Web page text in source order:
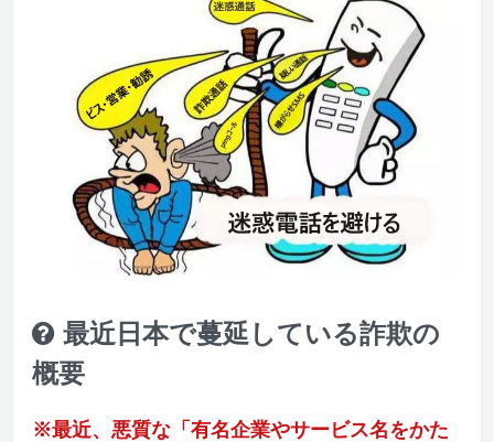
最近日本で蔓延している詐欺の
概要
※最近、悪質な「有名企業やサービス名をかた